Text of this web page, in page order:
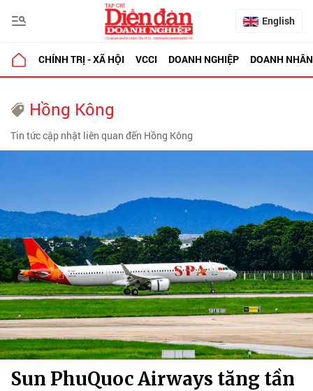
English
CHÍNH TRỊ - XÃ HỘI VCCI DOANH NGHIỆP DOANH NHÂN
Hồng Kông
Tin tức cập nhật liên quan đến Hồng Kông
Sun PhuQuoc Airways tăng tần